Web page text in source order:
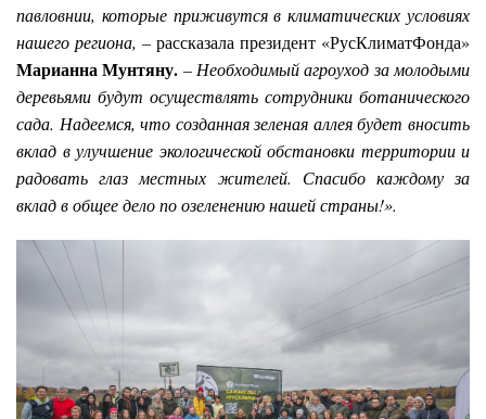
павловнии, которые приживутся в климатических условиях
нашего региона, – рассказала президент «РусКлиматФонда»
Марианна Мунтяну. – Необходимый агроуход за молодыми
деревьями будут осуществлять сотрудники ботанического
сада. Надеемся, что созданная зеленая аллея будет вносить
вклад в улучшение экологической обстановки территории и
радовать глаз местных жителей. Спасибо каждому за
вклад в общее дело по озеленению нашей страны!».